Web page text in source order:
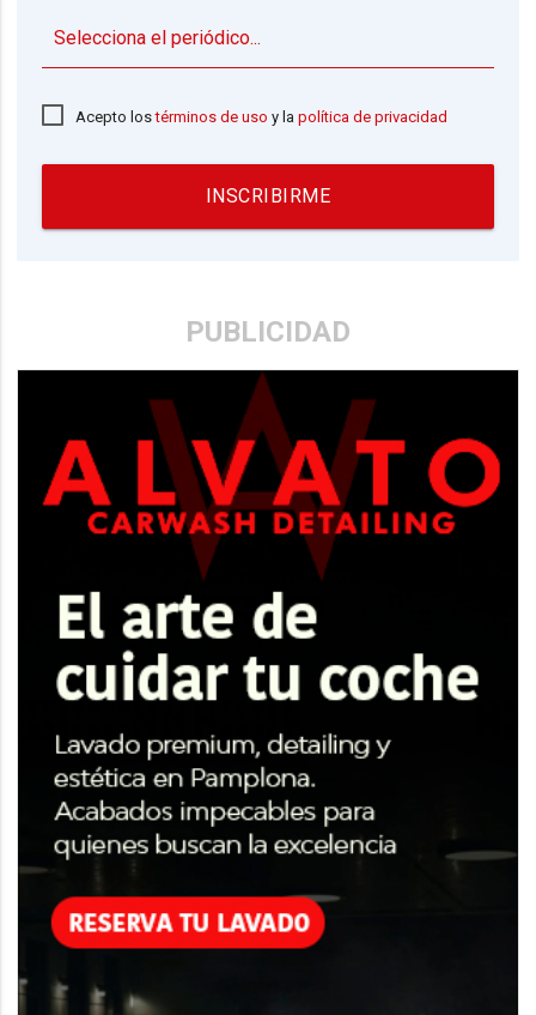
Acepto lostérminos de uso y lapolítica de privacidad
INSCRIBIRME
PUBLICIDAD